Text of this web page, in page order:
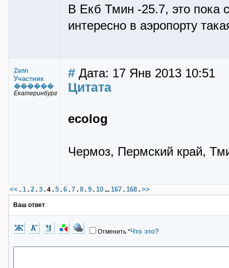
В Екб Тмин -25.7, это пока
интересно в аэропорту
Zann
Участник
������
Екатеринбург
# Дата: 17 Янв 2013 10:51
Цитата
ecolog
Чермоз, Пермский край,
<< . 1 . 2 . 3 . 4 . 5 . 6 . 7 . 8 . 9 . 10 ... 167 . 168 . >>
Ваш ответ
Отменить *Что это?